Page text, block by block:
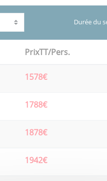
Durée du
PrixTT/Pers.
1578€
1788€
1878€
1942€